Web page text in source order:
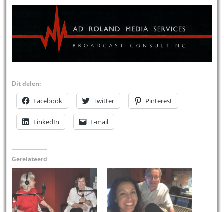
Dit delen:
Facebook Twitter Pinterest
LinkedIn E-mail
Gerelateerd